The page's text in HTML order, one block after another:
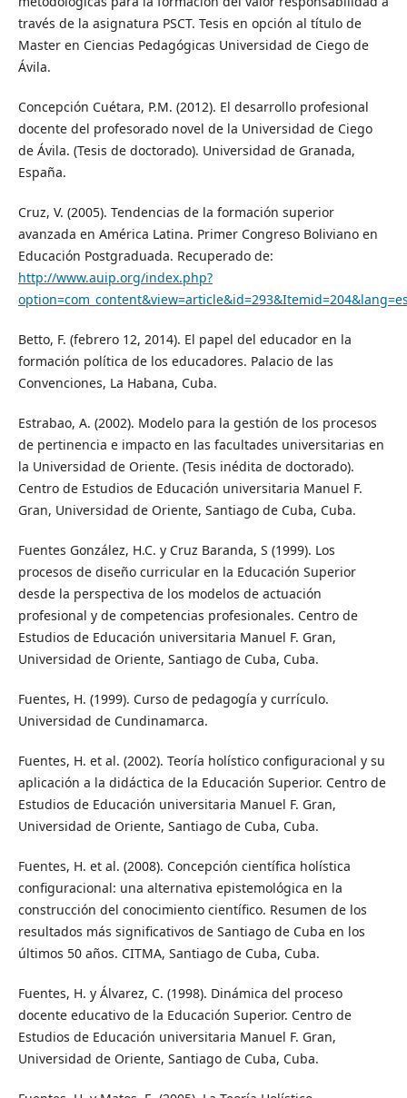
través de la asignatura PSCT. Tesis en opción al título de
Master en Ciencias Pedagógicas Universidad de Ciego de
Ávila.
Concepción Cuétara, P.M. (2012). El desarrollo profesional
docente del profesorado novel de la Universidad de Ciego
de Ávila. (Tesis de doctorado). Universidad de Granada,
España.
Cruz, V. (2005). Tendencias de la formación superior
avanzada en América Latina. Primer Congreso Boliviano en
Educación Postgraduada. Recuperado de:
http://www.auip.org/index.php?
Betto, F. (febrero 12, 2014). El papel del educador en la
formación política de los educadores. Palacio de las
Convenciones, La Habana, Cuba.
Estrabao, A. (2002). Modelo para la gestión de los procesos
de pertinencia e impacto en las facultades universitarias en
la Universidad de Oriente. (Tesis inédita de doctorado).
Centro de Estudios de Educación universitaria Manuel F.
Gran, Universidad de Oriente, Santiago de Cuba, Cuba.
Fuentes González, H.C. y Cruz Baranda, S (1999). Los
procesos de diseño curricular en la Educación Superior
desde la perspectiva de los modelos de actuación
profesional y de competencias profesionales. Centro de
Estudios de Educación universitaria Manuel F. Gran,
Universidad de Oriente, Santiago de Cuba, Cuba.
Fuentes, H. (1999). Curso de pedagogía y currículo.
Universidad de Cundinamarca.
Fuentes, H. et al. (2002). Teoría holístico configuracional y su
aplicación a la didáctica de la Educación Superior. Centro de
Estudios de Educación universitaria Manuel F. Gran,
Universidad de Oriente, Santiago de Cuba, Cuba.
Fuentes, H. et al. (2008). Concepción científica holística
configuracional: una alternativa epistemológica en la
construcción del conocimiento científico. Resumen de los
resultados más significativos de Santiago de Cuba en los
últimos 50 años. CITMA, Santiago de Cuba, Cuba.
Fuentes, H. y Álvarez, C. (1998). Dinámica del proceso
docente educativo de la Educación Superior. Centro de
Estudios de Educación universitaria Manuel F. Gran,
Universidad de Oriente, Santiago de Cuba, Cuba.